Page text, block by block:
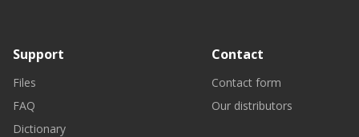
Support
Files
FAQ
Dictionary
Contact
Contact form
Our distributors